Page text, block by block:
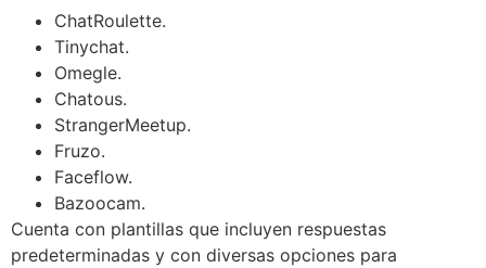
ChatRoulette.
Tinychat.
Omegle.
Chatous.
StrangerMeetup.
Fruzo.
Faceflow.
Bazoocam.
Cuenta con plantillas que incluyen respuestas
predeterminadas y con diversas opciones para